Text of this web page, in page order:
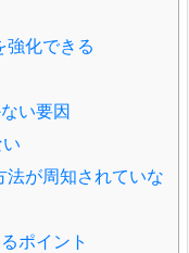
強化できる
い要因
が周知されていな
ポイント